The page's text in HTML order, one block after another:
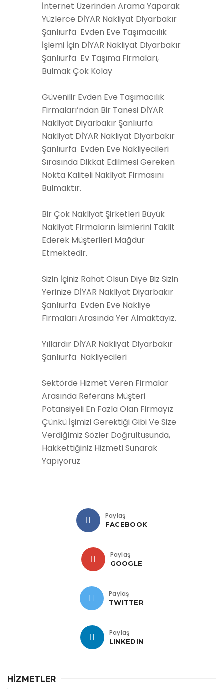
İnternet Üzerinden Arama Yaparak
Yüzlerce DİYAR Nakliyat Diyarbakır
Şanlıurfa Evden Eve Taşımacılık
İşlemi İçin DİYAR Nakliyat Diyarbakır
Şanlıurfa Ev Taşıma Firmaları,
Bulmak Çok Kolay
Güvenilir Evden Eve Taşımacılık
Firmaları’ndan Bir Tanesi DİYAR
Nakliyat Diyarbakır Şanlıurfa
Nakliyat DİYAR Nakliyat Diyarbakır
Şanlıurfa Evden Eve Nakliyecileri
Sırasında Dikkat Edilmesi Gereken
Nokta Kaliteli Nakliyat Firmasını
Bulmaktır.
Bir Çok Nakliyat Şirketleri Büyük
Nakliyat Firmaların İsimlerini Taklit
Ederek Müşterileri Mağdur
Etmektedir.
Sizin İçiniz Rahat Olsun Diye Biz Sizin
Yerinize DİYAR Nakliyat Diyarbakır
Şanlıurfa Evden Eve Nakliye
Firmaları Arasında Yer Almaktayız.
Yıllardır DİYAR Nakliyat Diyarbakır
Şanlıurfa Nakliyecileri
Sektörde Hizmet Veren Firmalar
Arasında Referans Müşteri
Potansiyeli En Fazla Olan Firmayız
Çünkü İşimizi Gerektiği Gibi Ve Size
Verdiğimiz Sözler Doğrultusunda,
Hakkettiğiniz Hizmeti Sunarak
Yapıyoruz
Paylaş
FACEBOOK
Paylaş
GOOGLE
Paylaş
TWITTER
Paylaş
LINKEDIN
HİZMETLER